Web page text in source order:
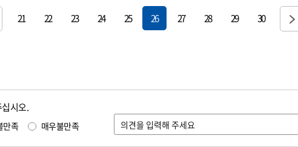
21 22 23 24 25 26 27 28 29 30
시오.
만족 매우불만족